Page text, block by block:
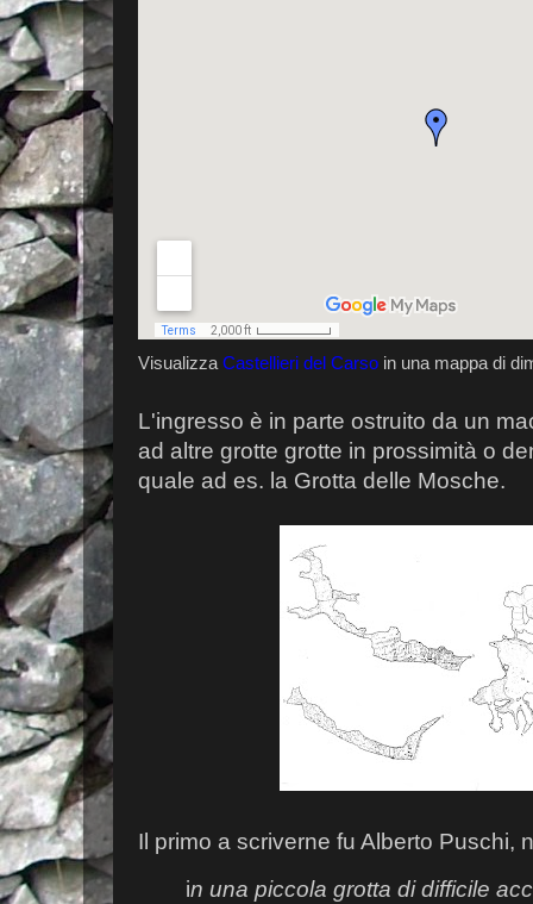
Visualizza Castellieri del Carso in una mappa di
L'ingresso è in parte ostruito da un
ad altre grotte grotte in prossimità o
quale ad es. la Grotta delle Mosche.
Il primo a scriverne fu Alberto Puschi,
in una piccola grotta di difficile